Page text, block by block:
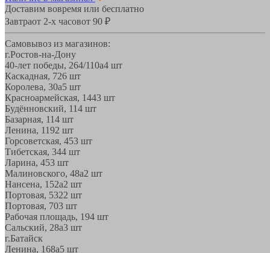
Доставим вовремя или бесплатно
Завтраот 2-х часовот 90 ₽
Самовывоз из магазинов:
г.Ростов-на-Дону
40-лет победы, 264/110а4 шт
Каскадная, 726 шт
Королева, 30а5 шт
Красноармейская, 1443 шт
Будённовский, 114 шт
Базарная, 114 шт
Ленина, 1192 шт
Горсоветская, 453 шт
Тибетская, 344 шт
Ларина, 453 шт
Малиновского, 48а2 шт
Нансена, 152а2 шт
Портовая, 5322 шт
Портовая, 703 шт
Рабочая площадь, 194 шт
Сальский, 28a3 шт
г.Батайск
Ленина, 168а5 шт